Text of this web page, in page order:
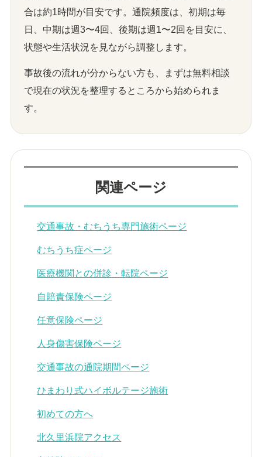
合は約1時間が目安です。通院頻度は、初期は毎
日、中期は週3〜4回、後期は週1〜2回を目安に、
状態や生活状況を見ながら調整します。
事故後の流れが分からない方も、まずは無料相談
で現在の状況を整理するところから始められま
す。
関連ページ
交通事故・むちうち専門施術ページ
むちうち症ページ
医療機関との併診・転院ページ
自賠責保険ページ
任意保険ページ
人身傷害保険ページ
交通事故の通院期間ページ
ひまわり式ハイボルテージ施術
初めての方へ
北久里浜院アクセス